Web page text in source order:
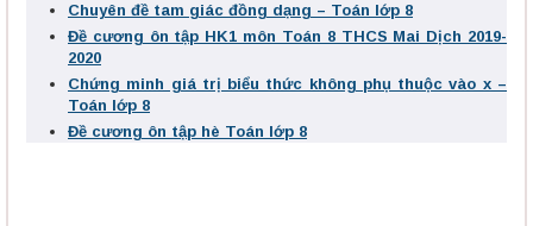
Chuyên đề tam giác đồng dạng – Toán lớp 8
Đề cương ôn tập HK1 môn Toán 8 THCS Mai Dịch 2019-
2020
Chứng minh giá trị biểu thức không phụ thuộc vào x –
Toán lớp 8
Đề cương ôn tập hè Toán lớp 8